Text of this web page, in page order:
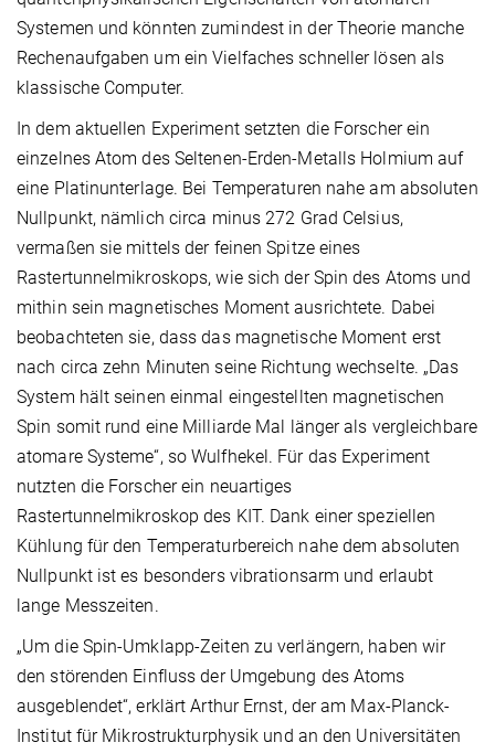
Systemen und könnten zumindest in der Theorie manche
Rechenaufgaben um ein Vielfaches schneller lösen als
klassische Computer.
In dem aktuellen Experiment setzten die Forscher ein
einzelnes Atom des Seltenen-Erden-Metalls Holmium auf
eine Platinunterlage. Bei Temperaturen nahe am absoluten
Nullpunkt, nämlich circa minus 272 Grad Celsius,
vermaßen sie mittels der feinen Spitze eines
Rastertunnelmikroskops, wie sich der Spin des Atoms und
mithin sein magnetisches Moment ausrichtete. Dabei
beobachteten sie, dass das magnetische Moment erst
nach circa zehn Minuten seine Richtung wechselte. „Das
System hält seinen einmal eingestellten magnetischen
Spin somit rund eine Milliarde Mal länger als vergleichbare
atomare Systeme“, so Wulfhekel. Für das Experiment
nutzten die Forscher ein neuartiges
Rastertunnelmikroskop des KIT. Dank einer speziellen
Kühlung für den Temperaturbereich nahe dem absoluten
Nullpunkt ist es besonders vibrationsarm und erlaubt
lange Messzeiten.
„Um die Spin-Umklapp-Zeiten zu verlängern, haben wir
den störenden Einfluss der Umgebung des Atoms
ausgeblendet“, erklärt Arthur Ernst, der am Max-Planck-
Institut für Mikrostrukturphysik und an den Universitäten